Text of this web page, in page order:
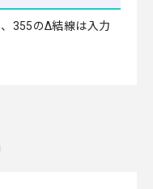
のΔ結線は入力